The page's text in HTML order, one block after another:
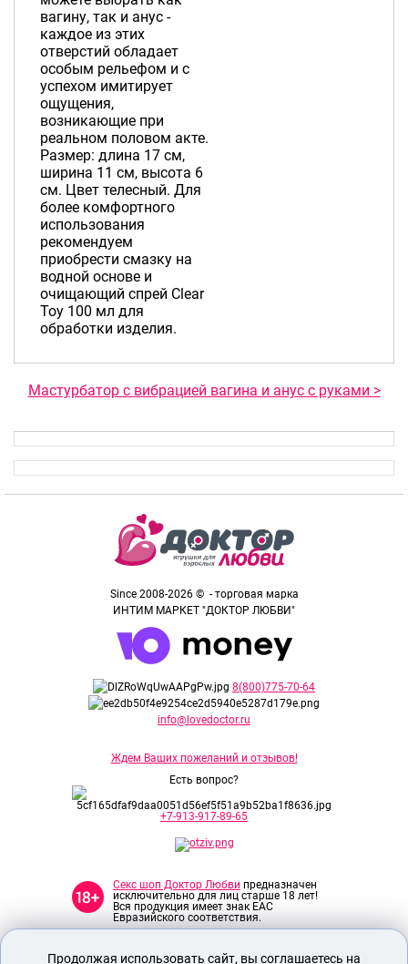
вагину, так и анус -
каждое из этих
отверстий обладает
особым рельефом и с
успехом имитирует
ощущения,
возникающие при
реальном половом акте.
Размер: длина 17 см,
ширина 11 см, высота 6
см. Цвет телесный. Для
более комфортного
использования
рекомендуем
приобрести смазку на
водной основе и
очищающий спрей Clear
Toy 100 мл для
обработки изделия.
Мастурбатор с вибрацией вагина и анус с руками >
Since 2008-2026 © - торговая марка
ИНТИМ МАРКЕТ "ДОКТОР ЛЮБВИ"
8(800)775-70-64
info@lovedoctor.ru
Ждем Ваших пожеланий и отзывов!
Есть вопрос?
+7-913-917-89-65
Секс шоп Доктор Любви предназначен
исключительно для лиц старше 18 лет!
Вся продукция имеет знак EAC
Евразийского соответствия.
О МАГАЗИНЕ
Продолжая использовать сайт, вы соглашаетесь на